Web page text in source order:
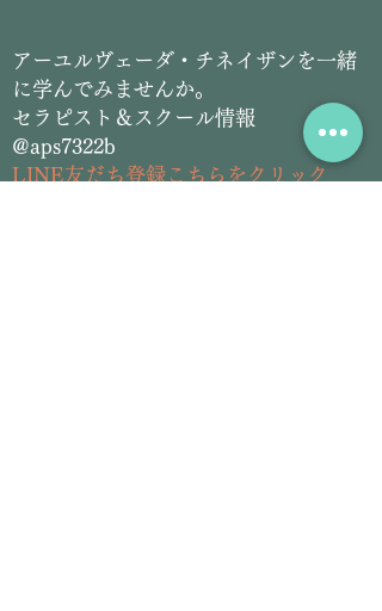
​アーユルヴェーダ・チネイザンを一緒
に学んでみませんか。
セラピスト＆スクール情報
@aps7322b
LINE友だち登録こちらをクリック